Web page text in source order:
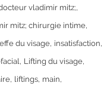
vladimir mitz;
mitz; chirurgie intime
du visage insatisfaction
Lifting du visage
liftings main